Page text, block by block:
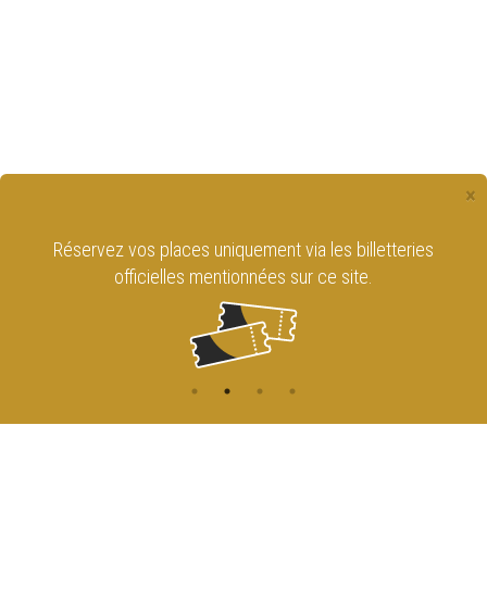
×
Réservez vos places uniquement via les billetteries
officielles mentionnées sur ce site.